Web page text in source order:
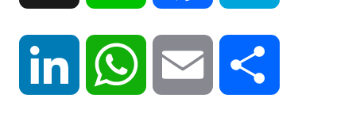
LinkedIn WhatsApp Email